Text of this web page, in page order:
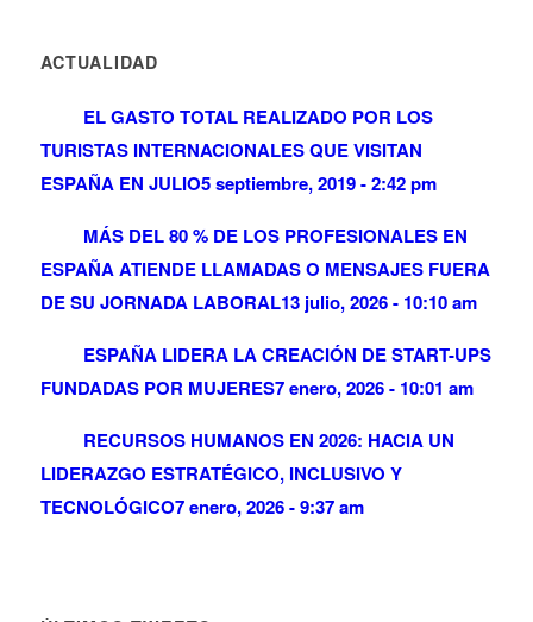
ACTUALIDAD
EL GASTO TOTAL REALIZADO POR LOS
TURISTAS INTERNACIONALES QUE VISITAN
ESPAÑA EN JULIO5 septiembre, 2019 - 2:42 pm
MÁS DEL 80 % DE LOS PROFESIONALES EN
ESPAÑA ATIENDE LLAMADAS O MENSAJES FUERA
DE SU JORNADA LABORAL13 julio, 2026 - 10:10 am
ESPAÑA LIDERA LA CREACIÓN DE START-UPS
FUNDADAS POR MUJERES7 enero, 2026 - 10:01 am
RECURSOS HUMANOS EN 2026: HACIA UN
LIDERAZGO ESTRATÉGICO, INCLUSIVO Y
TECNOLÓGICO7 enero, 2026 - 9:37 am